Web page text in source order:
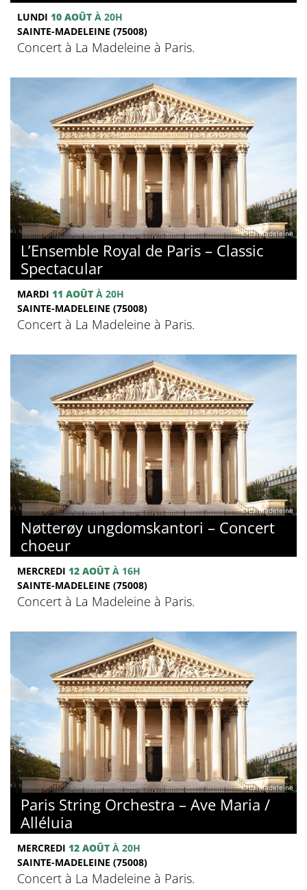
LUNDI 10 AOÛT À 20H
SAINTE-MADELEINE (75008)
Concert à La Madeleine à Paris.
© La Madeleine
L’Ensemble Royal de Paris – Classic
Spectacular
MARDI 11 AOÛT À 20H
SAINTE-MADELEINE (75008)
Concert à La Madeleine à Paris.
© La Madeleine
Nøtterøy ungdomskantori – Concert
choeur
MERCREDI 12 AOÛT À 16H
SAINTE-MADELEINE (75008)
Concert à La Madeleine à Paris.
© La Madeleine
Paris String Orchestra – Ave Maria /
Alléluia
MERCREDI 12 AOÛT À 20H
SAINTE-MADELEINE (75008)
Concert à La Madeleine à Paris.